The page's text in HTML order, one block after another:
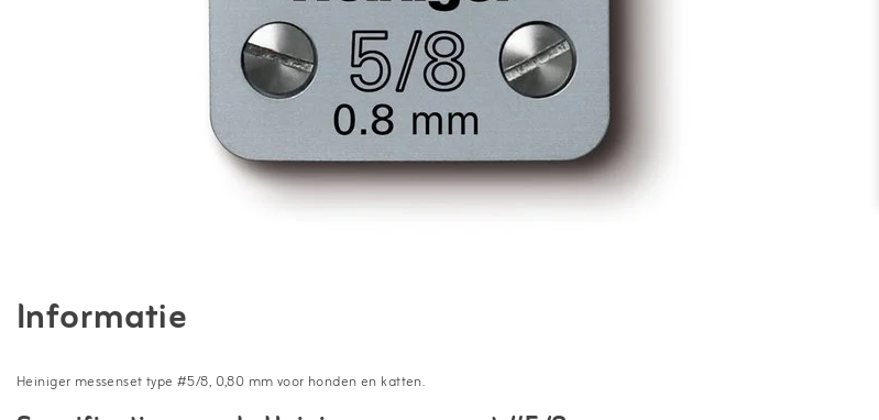
Informatie
Heiniger messenset type #5/8, 0,80 mm voor honden en katten.